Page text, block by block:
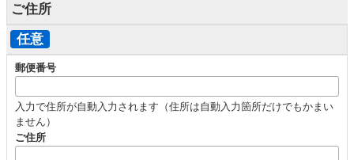
ご住所
任意
郵便番号
入力で住所が自動入力されます（住所は自動入力箇所だけでもかまい
ません）
ご住所